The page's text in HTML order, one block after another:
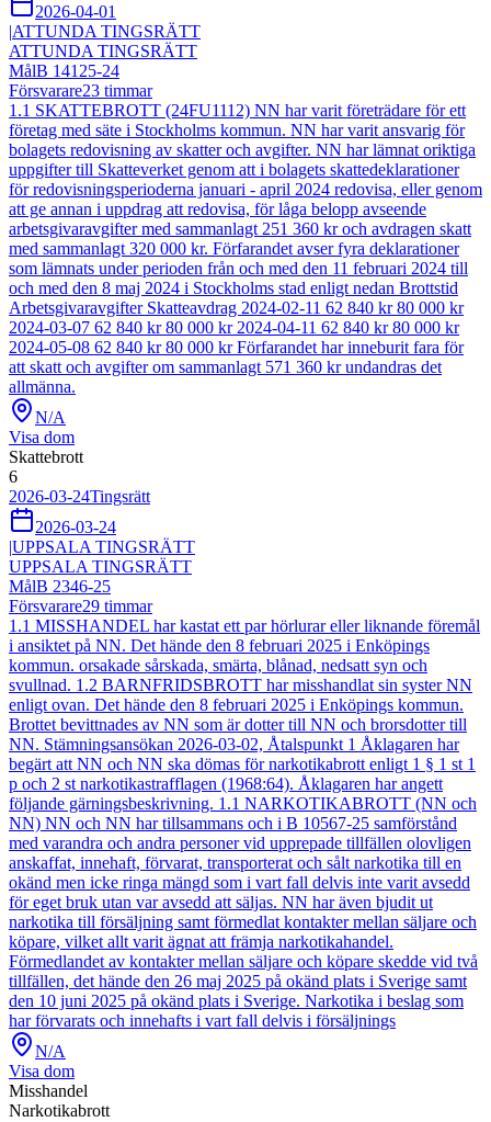
2026-04-01
|ATTUNDA TINGSRÄTT
ATTUNDA TINGSRÄTT
MålB 14125-24
Försvarare23 timmar
1.1 SKATTEBROTT (24FU1112) NN har varit företrädare för ett
företag med säte i Stockholms kommun. NN har varit ansvarig för
bolagets redovisning av skatter och avgifter. NN har lämnat oriktiga
uppgifter till Skatteverket genom att i bolagets skattedeklarationer
för redovisningsperioderna januari - april 2024 redovisa, eller genom
att ge annan i uppdrag att redovisa, för låga belopp avseende
arbetsgivaravgifter med sammanlagt 251 360 kr och avdragen skatt
med sammanlagt 320 000 kr. Förfarandet avser fyra deklarationer
som lämnats under perioden från och med den 11 februari 2024 till
och med den 8 maj 2024 i Stockholms stad enligt nedan Brottstid
Arbetsgivaravgifter Skatteavdrag 2024-02-11 62 840 kr 80 000 kr
2024-03-07 62 840 kr 80 000 kr 2024-04-11 62 840 kr 80 000 kr
2024-05-08 62 840 kr 80 000 kr Förfarandet har inneburit fara för
att skatt och avgifter om sammanlagt 571 360 kr undandras det
allmänna.
N/A
Visa dom
Skattebrott
6
2026-03-24Tingsrätt
2026-03-24
|UPPSALA TINGSRÄTT
UPPSALA TINGSRÄTT
MålB 2346-25
Försvarare29 timmar
1.1 MISSHANDEL har kastat ett par hörlurar eller liknande föremål
i ansiktet på NN. Det hände den 8 februari 2025 i Enköpings
kommun. orsakade sårskada, smärta, blånad, nedsatt syn och
svullnad. 1.2 BARNFRIDSBROTT har misshandlat sin syster NN
enligt ovan. Det hände den 8 februari 2025 i Enköpings kommun.
Brottet bevittnades av NN som är dotter till NN och brorsdotter till
NN. Stämningsansökan 2026-03-02, Åtalspunkt 1 Åklagaren har
begärt att NN och NN ska dömas för narkotikabrott enligt 1 § 1 st 1
p och 2 st narkotikastrafflagen (1968:64). Åklagaren har angett
följande gärningsbeskrivning. 1.1 NARKOTIKABROTT (NN och
NN) NN och NN har tillsammans och i B 10567-25 samförstånd
med varandra och andra personer vid upprepade tillfällen olovligen
anskaffat, innehaft, förvarat, transporterat och sålt narkotika till en
okänd men icke ringa mängd som i vart fall delvis inte varit avsedd
för eget bruk utan var avsedd att säljas. NN har även bjudit ut
narkotika till försäljning samt förmedlat kontakter mellan säljare och
köpare, vilket allt varit ägnat att främja narkotikahandel.
Förmedlandet av kontakter mellan säljare och köpare skedde vid två
tillfällen, det hände den 26 maj 2025 på okänd plats i Sverige samt
den 10 juni 2025 på okänd plats i Sverige. Narkotika i beslag som
har förvarats och innehafts i vart fall delvis i försäljnings
N/A
Visa dom
Misshandel
Narkotikabrott